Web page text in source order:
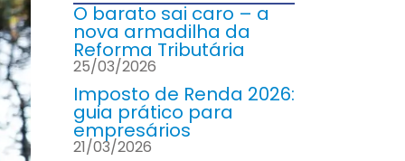
O barato sai caro – a
nova armadilha da
Reforma Tributária
25/03/2026
Imposto de Renda 2026:
guia prático para
empresários
21/03/2026